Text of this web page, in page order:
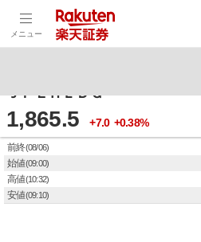
メニュー
指を離して更新
ＪＦＥＨＬＤＧ
1,865.5 +7.0 +0.38%
前終(08/06)
始値(09:00)
高値(10:32)
安値(09:10)